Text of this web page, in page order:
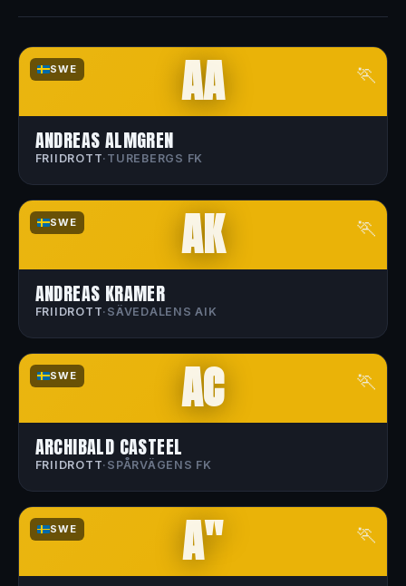
SWE 🏃
AA
ANDREAS ALMGREN
FRIIDROTT· TUREBERGS FK
SWE 🏃
AK
ANDREAS KRAMER
FRIIDROTT· SÄVEDALENS AIK
SWE 🏃
AC
ARCHIBALD CASTEEL
FRIIDROTT· SPÅRVÄGENS FK
SWE 🏃
A"